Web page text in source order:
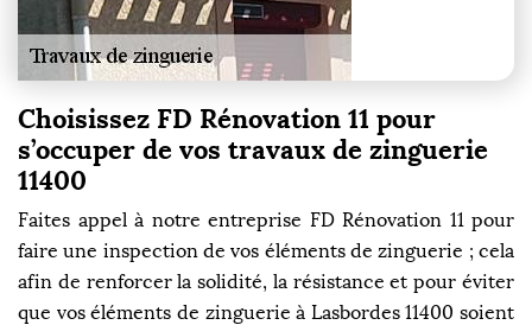
Choisissez FD Rénovation 11 pour
s’occuper de vos travaux de zinguerie
11400
Faites appel à notre entreprise FD Rénovation 11 pour
faire une inspection de vos éléments de zinguerie ; cela
afin de renforcer la solidité, la résistance et pour éviter
que vos éléments de zinguerie à Lasbordes 11400 soient